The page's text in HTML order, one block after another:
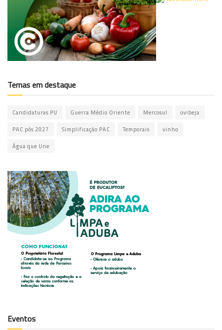
Temas em destaque
Candidaturas PU Guerra Médio Oriente Mercosul ovibeja
PAC pós 2027 Simplificação PAC Temporais vinho
Água que Une
Eventos